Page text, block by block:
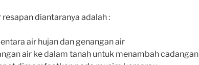
diantaranya adalah :
air hujan dan genangan air
air ke dalam tanah untuk menambah cadangan